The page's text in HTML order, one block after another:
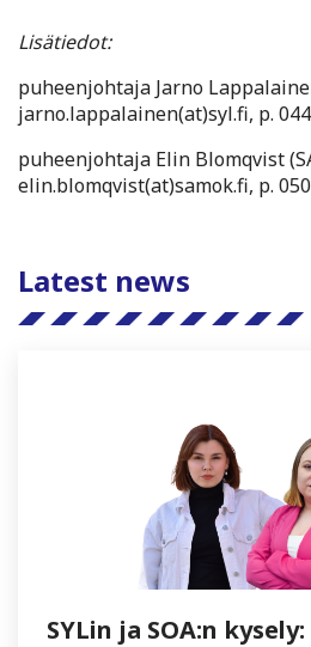
Lisätiedot:
puheenjohtaja Jarno
jarno.lappalainen(at)syl.fi, p.
puheenjohtaja Elin Blomqvist
elin.blomqvist(at)samok.fi, p.
Latest news
SYLin ja SOA:n